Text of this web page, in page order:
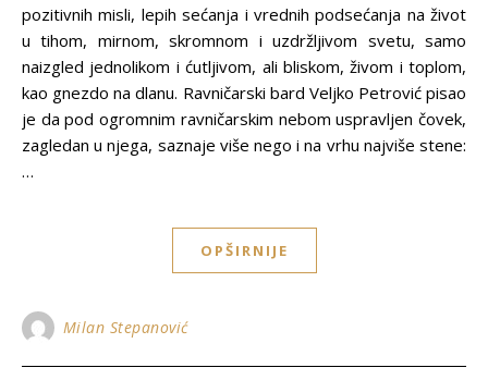
pozitivnih misli, lepih sećanja i vrednih podsećanja na život
u tihom, mirnom, skromnom i uzdržljivom svetu, samo
naizgled jednolikom i ćutljivom, ali bliskom, živom i toplom,
kao gnezdo na dlanu. Ravničarski bard Veljko Petrović pisao
je da pod ogromnim ravničarskim nebom uspravljen čovek,
zagledan u njega, saznaje više nego i na vrhu najviše stene:
…
OPŠIRNIJE
Milan Stepanović